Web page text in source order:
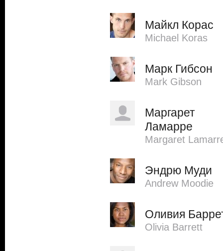
Майкл Корас
Michael Koras
Марк Гибсон
Mark Gibson
Маргарет
Ламарре
Margaret
Эндрю Муди
Andrew Moodie
Оливия
Olivia Barrett